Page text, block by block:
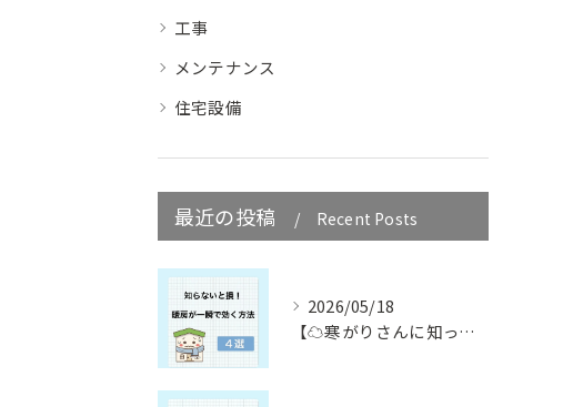
工事
メンテナンス
住宅設備
最近の投稿 Recent Posts
2026/05/18
【☁️寒がりさんに知ってほしい☁️】